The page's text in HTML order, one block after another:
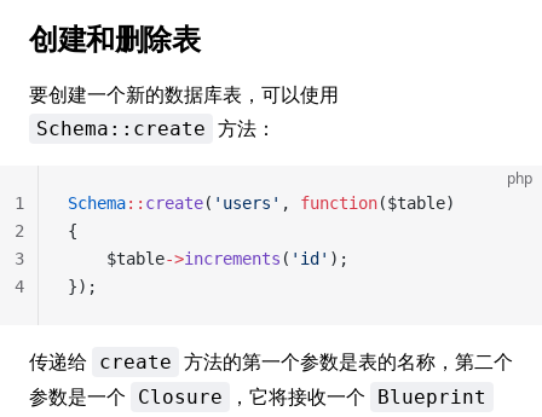
创建和删除表
要创建一个新的数据库表，可以使用
Schema::create 方法：
php
Schema:: create( 'users' , function($table)
{
	$table
->increments ( 'id' );
});
1
2
3
4
传递给 create 方法的第一个参数是表的名称，第二个
参数是一个
Closure ，它将接收一个 Blueprint